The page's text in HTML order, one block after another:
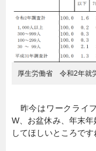
厚生労働省 令和2年就
昨今はワークライ
W、お盆休み、年末
してほしいところです